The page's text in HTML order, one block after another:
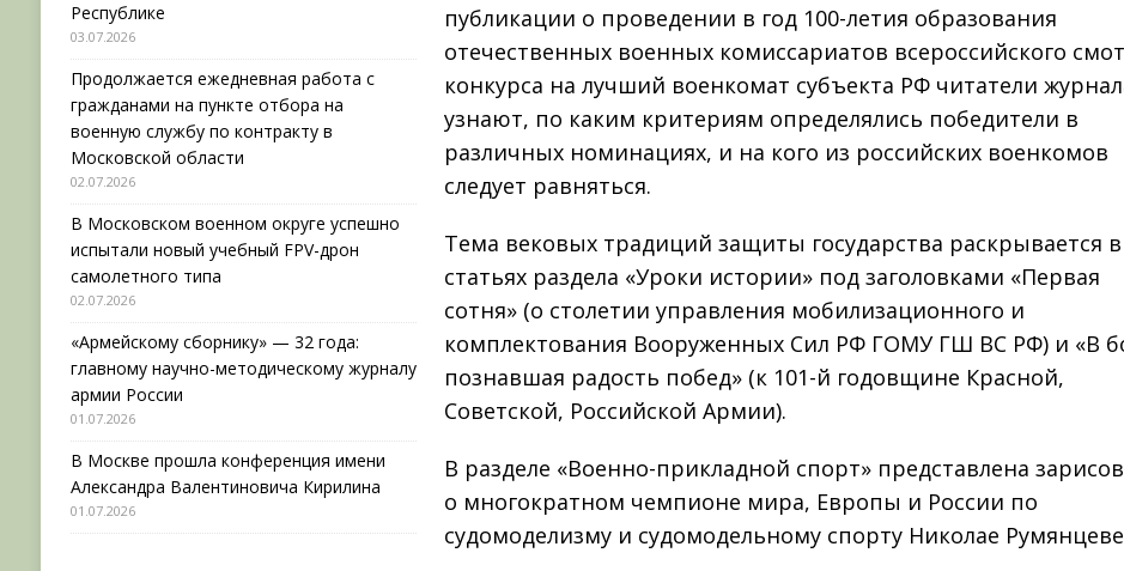
публикации о проведении в год 100-летия образования
отечественных военных комиссариатов всероссийского
конкурса на лучший военкомат субъекта РФ читатели
узнают, по каким критериям определялись победители в
различных номинациях, и на кого из российских военкомов
следует равняться.
Тема вековых традиций защиты государства раскрывается в
статьях раздела «Уроки истории» под заголовками «Первая
сотня» (о столетии управления мобилизационного и
комплектования Вооруженных Сил РФ ГОМУ ГШ ВС РФ) и «В
познавшая радость побед» (к 101-й годовщине Красной,
Советской, Российской Армии).
В разделе «Военно-прикладной спорт» представлена
о многократном чемпионе мира, Европы и России по
судомоделизму и судомодельному спорту Николае
Республике
03.07.2026
Продолжается ежедневная работа с
гражданами на пункте отбора на
военную службу по контракту в
Московской области
02.07.2026
В Московском военном округе успешно
испытали новый учебный FPV-дрон
самолетного типа
02.07.2026
«Армейскому сборнику» — 32 года:
главному научно-методическому журналу
армии России
01.07.2026
В Москве прошла конференция имени
Александра Валентиновича Кирилина
01.07.2026